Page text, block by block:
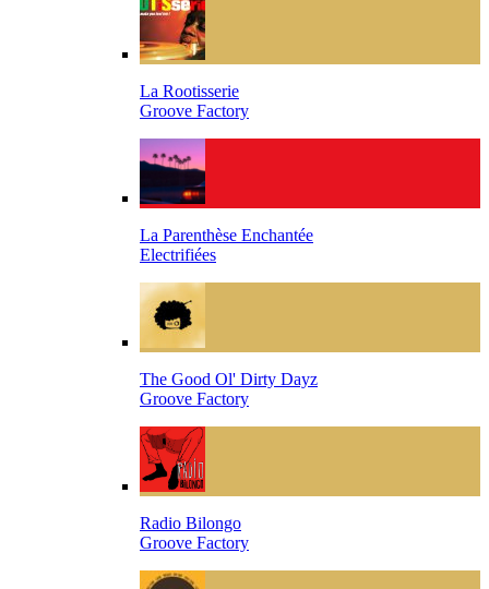
La Rootisserie
Groove Factory
La Parenthèse Enchantée
Electrifiées
The Good Ol' Dirty Dayz
Groove Factory
Radio Bilongo
Groove Factory